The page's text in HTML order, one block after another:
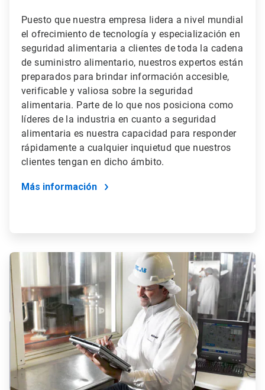
Puesto que nuestra empresa lidera a nivel mundial
el ofrecimiento de tecnología y especialización en
seguridad alimentaria a clientes de toda la cadena
de suministro alimentario, nuestros expertos están
preparados para brindar información accesible,
verificable y valiosa sobre la seguridad
alimentaria. Parte de lo que nos posiciona como
líderes de la industria en cuanto a seguridad
alimentaria es nuestra capacidad para responder
rápidamente a cualquier inquietud que nuestros
clientes tengan en dicho ámbito.
Más información
ArticleTile
3
de
4